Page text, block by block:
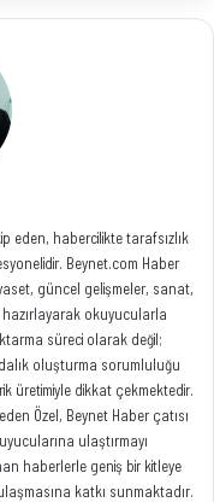
eden, habercilikte tarafsızlık
Beynet.com Haber
güncel gelişmeler, sanat,
hazırlayarak okuyucularla
süreci olarak değil;
oluşturma sorumluluğu
üretimiyle dikkat çekmektedir.
Özel, Beynet Haber çatısı
ulaştırmayı
haberlerle geniş bir kitleye
katkı sunmaktadır.